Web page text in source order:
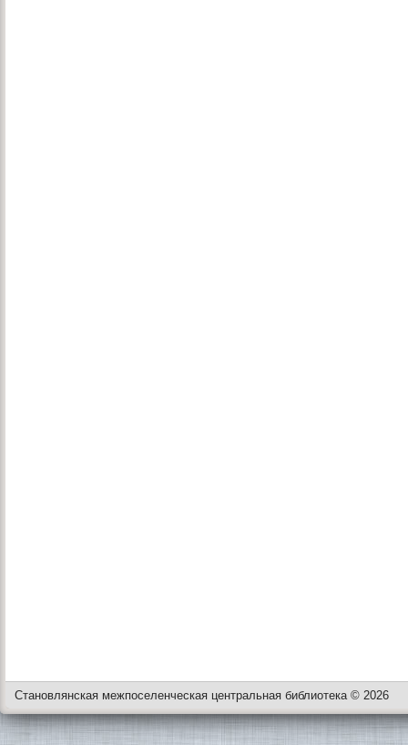
Становлянская межпоселенческая центральная библиотека © 2026